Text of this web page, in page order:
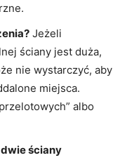
Jeżeli
ściany jest duża,
nie wystarczyć, aby
miejsca.
albo
ściany